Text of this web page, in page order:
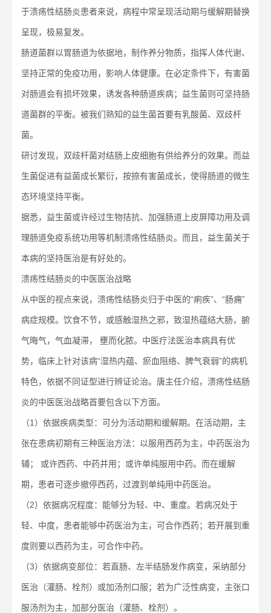
于溃疡性结肠炎患者来说，病程中常呈现活动期与缓解期替换
呈现，极易复发。
肠道菌群以胃肠道为依据地，制作养分物质，指挥人体代谢、
坚持正常的免疫功用，影响人体健康。在必定条件下，有害菌
对肠道会有损坏效果，诱发各种肠道疾病；益生菌则可坚持肠
道菌群的平衡。被我们熟知的益生菌首要有乳酸菌、双歧杆
菌。
研讨发现，双歧杆菌对结肠上皮细胞有供给养分的效果。而益
生菌促进有益菌成长繁衍，按捺有害菌成长，使得肠道的微生
态环境坚持平衡。
据悉，益生菌或许经过生物拮抗、加强肠道上皮屏障功用及调
理肠道免疫系统功用等机制溃疡性结肠炎。而且，益生菌关于
本病的坚持医治是有好处的。
溃疡性结肠炎的中医医治战略
从中医的视点来说，溃疡性结肠炎归于中医的“痢疾”、“肠痈”
病症规模。饮食不节，或感触湿热之邪，致湿热蕴结大肠，腑
气晦气，气血凝滞， 壅而化脓。中医疗法医治本病具有优
势，临床上针对该病“湿热内蕴、瘀血阻络、脾气衰弱”的病机
特色，依据不同证型进行辨证论治。唐主任介绍，溃疡性结肠
炎的中医医治战略首要包含以下方面。
（1）依据疾病类型：可分为活动期和缓解期。在活动期，主
张在患病初期有三种医治方法：以服用西药为主，中药医治为
辅； 或许西药、中药并用；或许单纯服用中药。而在缓解
期，患者可逐步撤停西药，过渡到单纯用中药医治。
（2）依据病况程度：能够分为轻、中、重度。若病况处于
轻、中度，患者能够中药医治为主，可合作西药；若开展到重
度则要以西药为主，可合作中药。
（3）依据病变部位：若直肠、左半结肠发作病变，采纳部分
医治（灌肠、栓剂）或加汤剂口服；若为广泛性病变，主张口
服汤剂为主，加部分医治（灌肠、栓剂）。